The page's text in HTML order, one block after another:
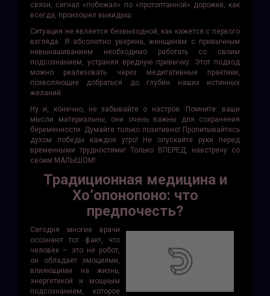
связи, сигнал «побежал» по «протоптанной» дорожке, как
всегда, произошел выкидыш.
Ситуация не является безвыходной, как кажется с первого
взгляда. Я абсолютно уверена, женщинам с привычным
невынашиванием необходимо работать со своим
подсознанием, устраняя вредную привычку. Этот подход
можно реализовать через медитативные практики,
позволяющие добраться до глубин наших истинных
желаний.
Ну и, конечно, не забывайте о настрое. Помните: ваши
мысли материальны, они очень важны для сохранения
беременности. Думайте только позитивно! Пропитывайтесь
духом победы каждое утро! Не опускайте руки перед
временными трудностями! Только ВПЕРЕД, навстречу со
своим МАЛЫШОМ!
Традиционная медицина и
Хо’опонопоно: что
предпочесть?
Сегодня многие врачи
осознают тот факт, что
человек – это не робот,
он обладает эмоциями,
влияющими на жизнь,
энергетикой и мощным
подсознанием, которое